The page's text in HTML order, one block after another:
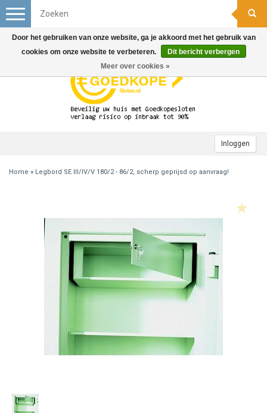
Inloggen
Toggle
navigation
Home » Legbord SE III/IV/V 180/2 - 86/2, scherp geprijsd op aanvraag!
Door het gebruiken van onze website, ga je akkoord met het gebruik van
cookies om onze website te verbeteren.
Dit bericht verbergen
Meer over cookies »